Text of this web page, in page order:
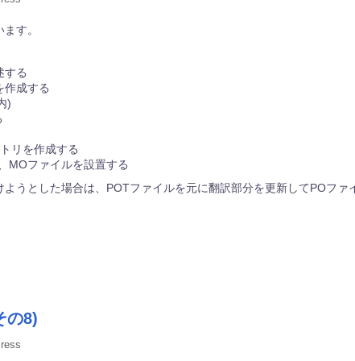
す。
する
作成する
)
リを作成する
MOファイルを設置する
うとした場合は、POTファイルを元に翻訳部分を更新してPOファ
の8)